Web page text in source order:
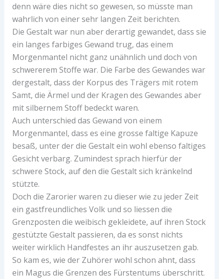
denn wäre dies nicht so gewesen, so müsste man
wahrlich von einer sehr langen Zeit berichten.
Die Gestalt war nun aber derartig gewandet, dass sie
ein langes farbiges Gewand trug, das einem
Morgenmantel nicht ganz unähnlich und doch von
schwererem Stoffe war. Die Farbe des Gewandes war
dergestalt, dass der Korpus des Trägers mit rotem
Samt, die Ärmel und der Kragen des Gewandes aber
mit silbernem Stoff bedeckt waren.
Auch unterschied das Gewand von einem
Morgenmantel, dass es eine grosse faltige Kapuze
besaß, unter der die Gestalt ein wohl ebenso faltiges
Gesicht verbarg. Zumindest sprach hierfür der
schwere Stock, auf den die Gestalt sich kränkelnd
stützte.
Doch die Zarorier waren zu dieser wie zu jeder Zeit
ein gastfreundliches Volk und so liessen die
Grenzposten die weibisch gekleidete, auf ihren Stock
gestützte Gestalt passieren, da es sonst nichts
weiter wirklich Handfestes an ihr auszusetzen gab.
So kam es, wie der Zuhörer wohl schon ahnt, dass
ein Magus die Grenzen des Fürstentums überschritt.